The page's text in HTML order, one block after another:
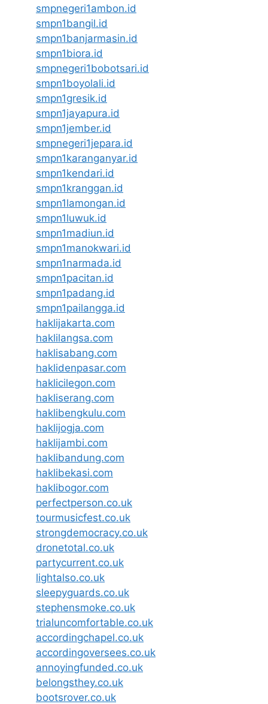
smpnegeri1ambon.id
smpn1bangil.id
smpn1banjarmasin.id
smpn1biora.id
smpnegeri1bobotsari.id
smpn1boyolali.id
smpn1gresik.id
smpn1jayapura.id
smpn1jember.id
smpnegeri1jepara.id
smpn1karanganyar.id
smpn1kendari.id
smpn1kranggan.id
smpn1lamongan.id
smpn1luwuk.id
smpn1madiun.id
smpn1manokwari.id
smpn1narmada.id
smpn1pacitan.id
smpn1padang.id
smpn1pailangga.id
haklijakarta.com
haklilangsa.com
haklisabang.com
haklidenpasar.com
haklicilegon.com
hakliserang.com
haklibengkulu.com
haklijogja.com
haklijambi.com
haklibandung.com
haklibekasi.com
haklibogor.com
perfectperson.co.uk
tourmusicfest.co.uk
strongdemocracy.co.uk
dronetotal.co.uk
partycurrent.co.uk
lightalso.co.uk
sleepyguards.co.uk
stephensmoke.co.uk
trialuncomfortable.co.uk
accordingchapel.co.uk
accordingoversees.co.uk
annoyingfunded.co.uk
belongsthey.co.uk
bootsrover.co.uk